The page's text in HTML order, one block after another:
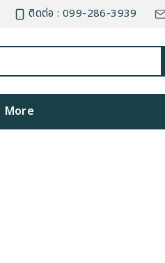
ติดต่อ : 099-286-3939
More